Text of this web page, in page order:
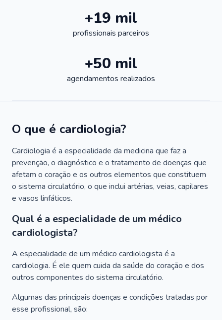
+19 mil
profissionais parceiros
+50 mil
agendamentos realizados
O que é cardiologia?
Cardiologia é a especialidade da medicina que faz a
prevenção, o diagnóstico e o tratamento de doenças que
afetam o coração e os outros elementos que constituem
o sistema circulatório, o que inclui artérias, veias, capilares
e vasos linfáticos.
Qual é a especialidade de um médico
cardiologista?
A especialidade de um médico cardiologista é a
cardiologia. É ele quem cuida da saúde do coração e dos
outros componentes do sistema circulatório.
Algumas das principais doenças e condições tratadas por
esse profissional, são: